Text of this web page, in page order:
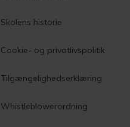
Skolens historie
Cookie- og privatlivspolitik
Tilgængelighedserklæring
Whistleblowerordning